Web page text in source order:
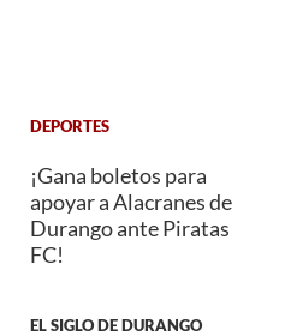
DEPORTES
¡Gana boletos para
apoyar a Alacranes de
Durango ante Piratas
FC!
EL SIGLO DE DURANGO